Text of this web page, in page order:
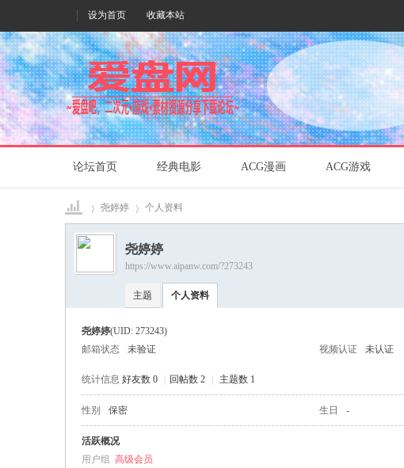
设为首页 收藏本站
论坛首页 经典电影 ACG漫画 ACG游戏
爱盘›
尧婷婷 个人资料
尧婷婷
https://www.aipanw.com/?273243
主题 个人资料
尧婷婷(UID: 273243)
邮箱状态
未验证 视频认证 未认证
统计信息 好友数 0 回帖数 2 主题数 1
性别 保密 生日 -
活跃概况
用户组 高级会员